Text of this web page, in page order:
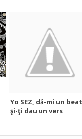
Yo SEZ, dă-mi un beat
şi-ţi dau un vers